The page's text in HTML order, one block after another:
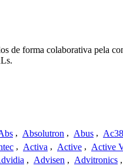
de forma colaborativa pela
, Absolutron , Abus ,
, Activa , Active , Active
, Advisen , Advitronics ,